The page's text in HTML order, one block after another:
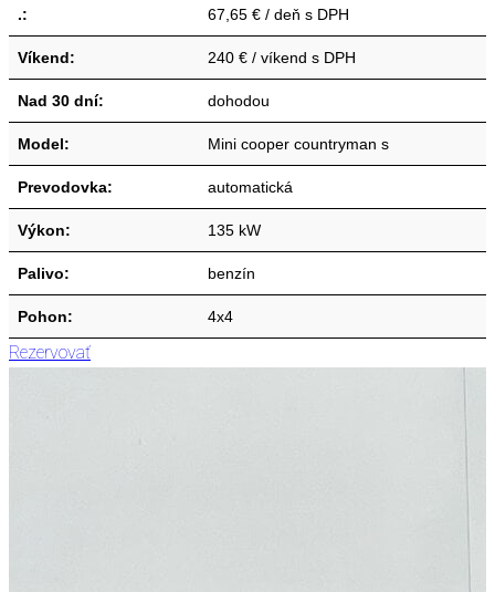
.: 67,65 € / deň s DPH
Víkend: 240 € / víkend s DPH
Nad 30 dní: dohodou
Model: Mini cooper countryman s
Prevodovka: automatická
Výkon: 135 kW
Palivo: benzín
Pohon: 4x4
Rezervovať